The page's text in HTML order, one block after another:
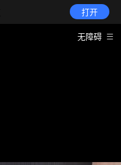
打开
无障碍